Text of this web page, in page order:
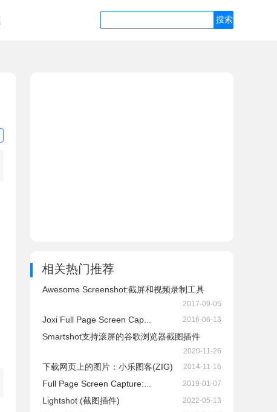
相关热门推荐
Awesome Screenshot:截屏和视频录制工具
2017-09-05
Joxi Full Page Screen Cap... 2016-06-13
Smartshot支持滚屏的谷歌浏览器截图插件
2020-11-26
下载网页上的图片：小乐图客(ZIG) 2014-11-16
Full Page Screen Capture:... 2019-01-07
Lightshot (截图插件) 2022-05-13